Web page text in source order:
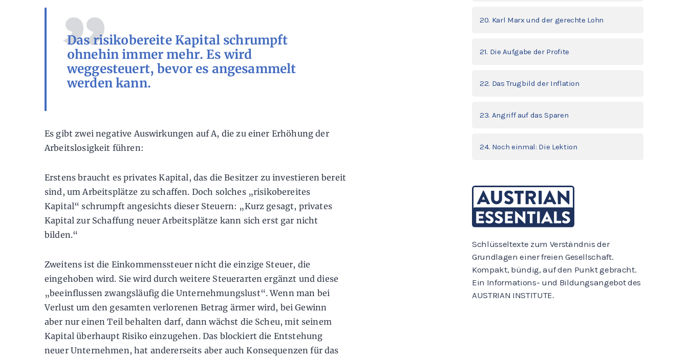
Das risikobereite Kapital schrumpft
ohnehin immer mehr. Es wird
weggesteuert, bevor es angesammelt
werden kann.
Es gibt zwei negative Auswirkungen auf A, die zu einer Erhöhung der
Arbeitslosigkeit führen:
Erstens braucht es privates Kapital, das die Besitzer zu investieren bereit
sind, um Arbeitsplätze zu schaffen. Doch solches „risikobereites
Kapital“ schrumpft angesichts dieser Steuern: „Kurz gesagt, privates
Kapital zur Schaffung neuer Arbeitsplätze kann sich erst gar nicht
bilden.“
Zweitens ist die Einkommenssteuer nicht die einzige Steuer, die
eingehoben wird. Sie wird durch weitere Steuerarten ergänzt und diese
„beeinflussen zwangsläufig die Unternehmungslust“. Wenn man bei
Verlust um den gesamten verlorenen Betrag ärmer wird, bei Gewinn
aber nur einen Teil behalten darf, dann wächst die Scheu, mit seinem
Kapital überhaupt Risiko einzugehen. Das blockiert die Entstehung
neuer Unternehmen, hat andererseits aber auch Konsequenzen für das
20. Karl Marx und der gerechte Lohn
21. Die Aufgabe der Profite
22. Das Trugbild der Inflation
23. Angriff auf das Sparen
24. Noch einmal: Die Lektion
Schlüsseltexte zum Verständnis der
Grundlagen einer freien Gesellschaft.
Kompakt, bündig, auf den Punkt gebracht.
Ein Informations- und Bildungsangebot des
AUSTRIAN INSTITUTE.